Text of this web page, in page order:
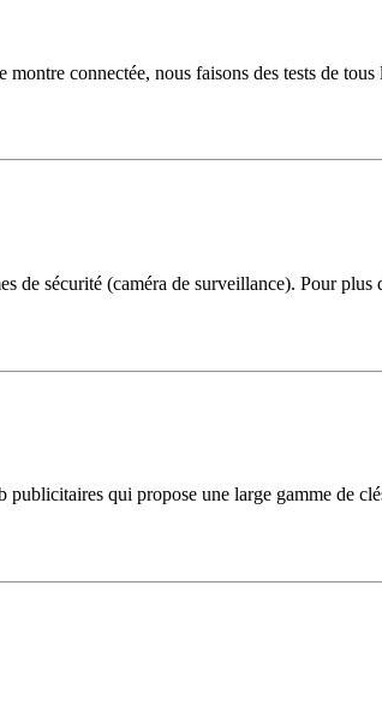
connectée, nous faisons des tests de tous
de sécurité (caméra de surveillance). Pour
qui propose une large gamme de